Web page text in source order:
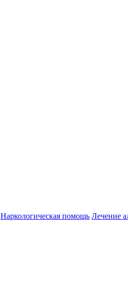
Наркологическая помощь Лечение